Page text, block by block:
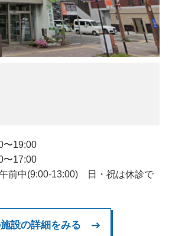
〜19:00
〜17:00
前中(9:00-13:00) 日・祝は休診で
設の詳細をみる